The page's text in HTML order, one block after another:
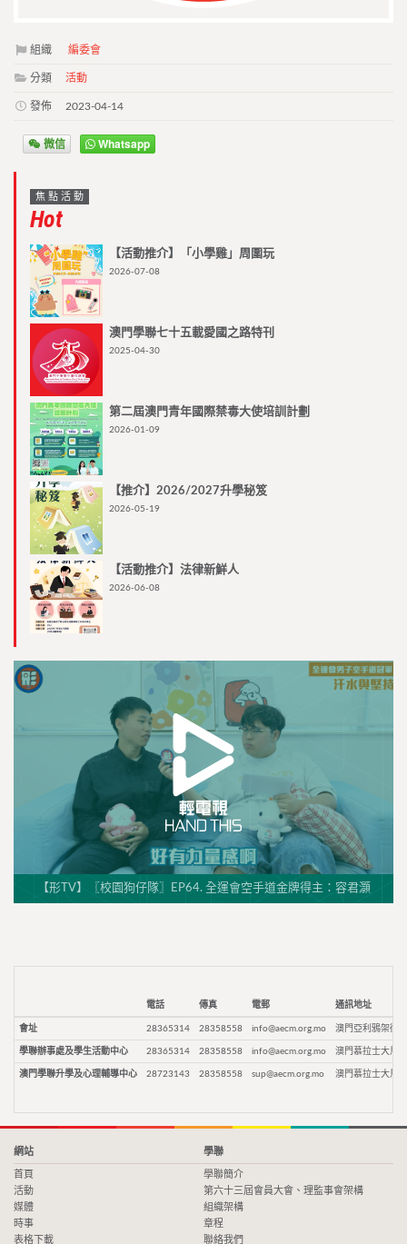
組織 編委會
分類 活動
發佈 2023-04-14
微信 Whatsapp
焦點活動
Hot
【活動推介】「小學雞」周圍玩
2026-07-08
澳門學聯七十五載愛國之路特刊
2025-04-30
第二屆澳門青年國際禁毒大使培訓計劃
2026-01-09
【推介】2026/2027升學秘笈
2026-05-19
【活動推介】法律新鮮人
2026-06-08
【形TV】〖校園狗仔隊〗EP64. 全運會空手道金牌得主：容君灝
電話 傳真 電郵 通訊地址
會址 28365314 28358558 info@aecm.org.mo 澳門亞利鴉架街9
學聯辦事處及學生活動中心 28365314 28358558 info@aecm.org.mo 澳門慕拉士大馬
澳門學聯升學及心理輔導中心 28723143 28358558 sup@aecm.org.mo 澳門慕拉士大馬
網站
首頁
活動
媒體
時事
表格下載
學聯
學聯簡介
第六十三屆會員大會、理監事會架構
組織架構
章程
聯絡我們